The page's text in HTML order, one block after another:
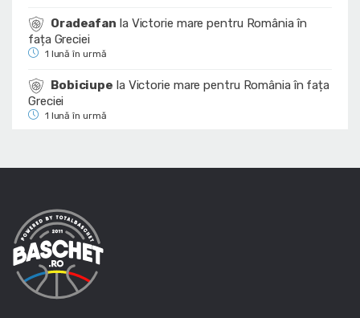
Oradeafan la Victorie mare pentru România în
fața Greciei
1 lună în urmă
Bobiciupe la Victorie mare pentru România în fața
Greciei
1 lună în urmă